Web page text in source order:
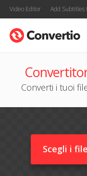
Video Editor Add Subtitles
Converti i tuoi
Scegli i file